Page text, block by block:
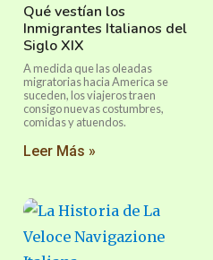
Qué vestían los
Inmigrantes Italianos del
Siglo XIX
A medida que las oleadas
migratorias hacia America se
suceden, los viajeros traen
consigo nuevas costumbres,
comidas y atuendos.
Leer Más »